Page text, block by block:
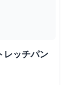
レッチパン